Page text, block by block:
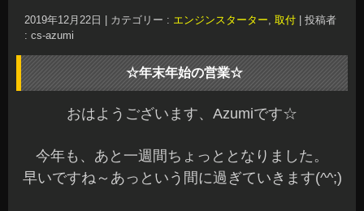
2019年12月22日 カテゴリー : エンジンスターター, 取付
投稿者
: cs-azumi
☆年末年始の営業☆
おはようございます、Azumiです☆
今年も、あと一週間ちょっととなりました。
早いですね～あっという間に過ぎていきます(^^;)